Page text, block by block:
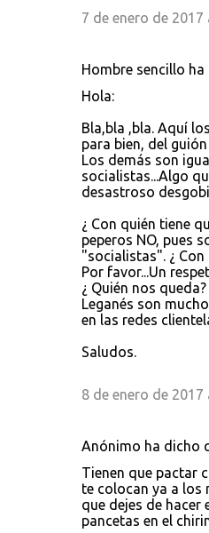
7 de enero de 2017
Hombre sencillo
Hola:
Bla,bla ,bla. Aquí
para bien, del
Los demás son
socialistas...Algo
desastroso
¿ Con quién tiene
peperos NO, pues
"socialistas". ¿ Con
Por favor...Un
¿ Quién nos
Leganés son
en las redes
Saludos.
8 de enero de 2017
Anónimo ha dicho
Tienen que pactar
te colocan ya a los
que dejes de hacer
pancetas en el